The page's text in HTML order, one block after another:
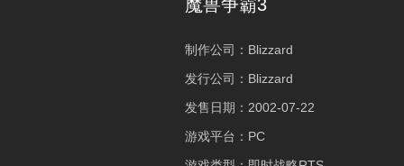
魔兽争霸3
制作公司： Blizzard
发行公司： Blizzard
发售日期： 2002-07-22
游戏平台： PC